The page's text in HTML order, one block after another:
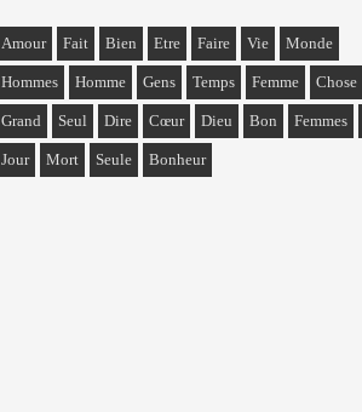
Amour Fait Bien Etre Faire Vie Monde
Hommes Homme Gens Temps Femme Chose
Grand Seul Dire Cœur Dieu Bon Femmes
Jour Mort Seule Bonheur